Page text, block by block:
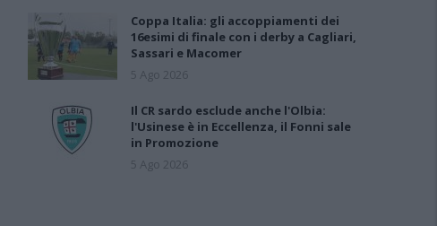
Coppa Italia: gli accoppiamenti dei
16esimi di finale con i derby a Cagliari,
Sassari e Macomer
5 Ago 2026
Il CR sardo esclude anche l'Olbia:
l'Usinese è in Eccellenza, il Fonni sale
in Promozione
5 Ago 2026